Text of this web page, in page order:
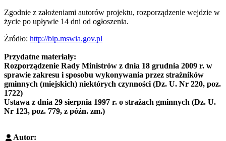
Zgodnie z założeniami autorów projektu, rozporządzenie wejdzie w
życie po upływie 14 dni od ogłoszenia.
Źródło: http://bip.mswia.gov.pl
Przydatne materiały:
Rozporządzenie Rady Ministrów z dnia 18 grudnia 2009 r. w
sprawie zakresu i sposobu wykonywania przez strażników
gminnych (miejskich) niektórych czynności (Dz. U. Nr 220, poz.
1722)
Ustawa z dnia 29 sierpnia 1997 r. o strażach gminnych (Dz. U.
Nr 123, poz. 779, z późn. zm.)
Autor: